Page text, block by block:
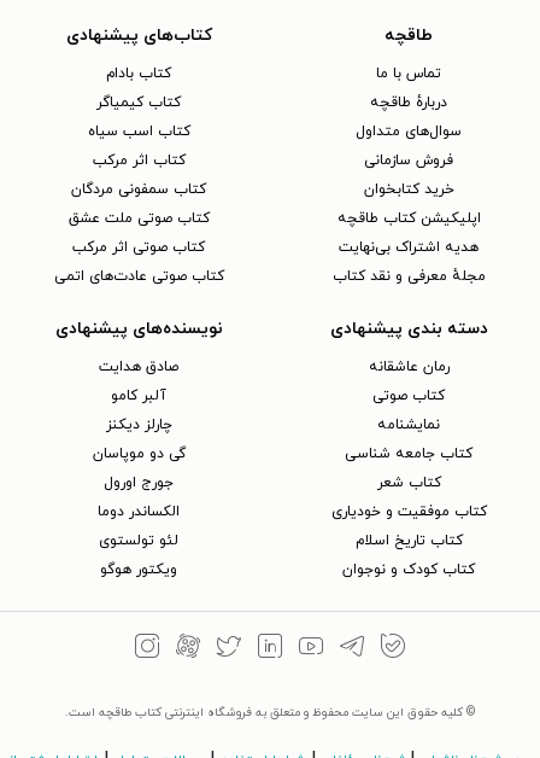
طاقچه
تماس با ما
دربارهٔ طاقچه
سوال‌های متداول
فروش سازمانی
خرید کتابخوان
اپلیکیشن کتاب طاقچه
هدیه اشتراک بی‌نهایت
مجلهٔ معرفی و نقد کتاب
کتاب‌های پیشنهادی
کتاب بادام
کتاب کیمیاگر
کتاب اسب سیاه
کتاب اثر مرکب
کتاب سمفونی مردگان
کتاب صوتی ملت عشق
کتاب صوتی اثر مرکب
کتاب صوتی عادت‌های اتمی
دسته بندی پیشنهادی
رمان عاشقانه
کتاب‌ صوتی
نمایشنامه
کتاب جامعه شناسی
کتاب شعر
کتاب موفقیت و خودیاری
کتاب تاریخ اسلام
کتاب کودک و نوجوان
نویسنده‌های پیشنهادی
صادق هدایت
آلبر کامو
چارلز دیکنز
گی دو موپاسان
جورج اورول
الکساندر دوما
لئو تولستوی
ویکتور هوگو
© کلیه حقوق این سایت محفوظ و متعلق به فروشگاه اینترنتی کتاب طاقچه است.